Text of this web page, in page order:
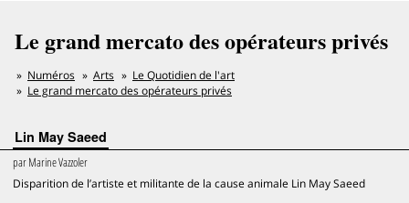
Le grand mercato des opérateurs privés
Numéros Arts
Le Quotidien de l'art
Le grand mercato des opérateurs privés
Lin May Saeed
parMarine Vazzoler
Disparition de l’artiste et militante de la cause animale Lin May Saeed